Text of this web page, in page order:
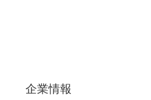
企業情報